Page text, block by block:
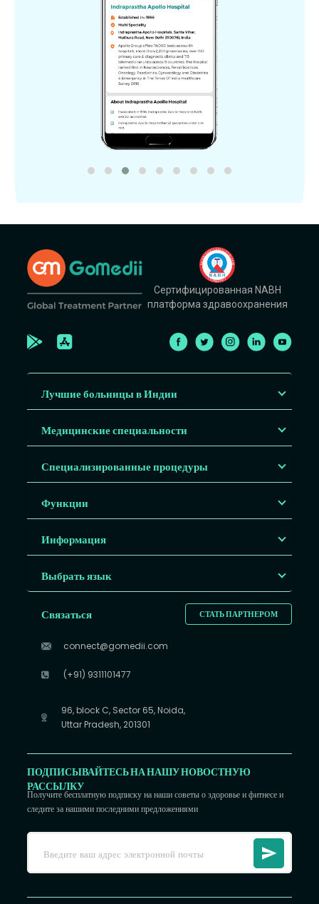
Сертифицированная NABH
платформа здравоохранения
Лучшие больницы в Индии
Медицинские специальности
Специализированные процедуры
Функции
Информация
Выбрать язык
СТАТЬ ПАРТНЕРОМ
Связаться
connect@gomedii.com
(+91) 9311101477
96, block C, Sector 65, Noida,
Uttar Pradesh, 201301
ПОДПИСЫВАЙТЕСЬ НА НАШУ НОВОСТНУЮ
РАССЫЛКУ
Получите бесплатную подписку на наши советы о здоровье и фитнесе и
следите за нашими последними предложениями